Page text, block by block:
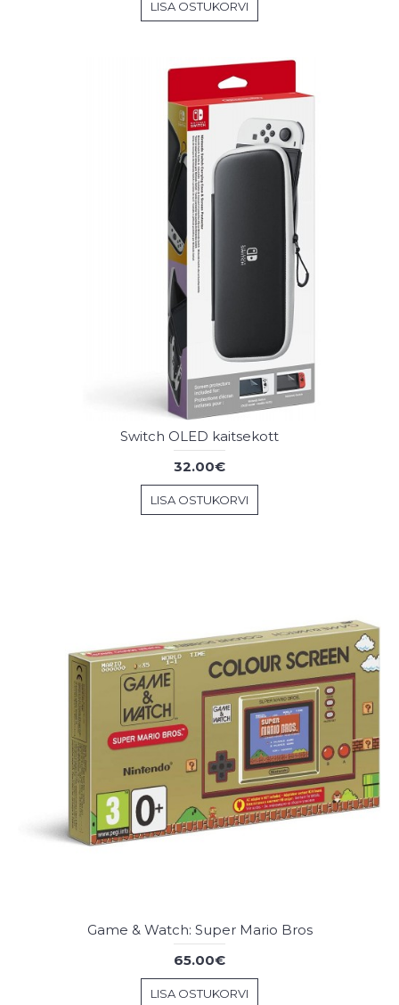
LISA OSTUKORVI
Switch OLED kaitsekott
32.00€
LISA OSTUKORVI
Game & Watch: Super Mario Bros
65.00€
LISA OSTUKORVI